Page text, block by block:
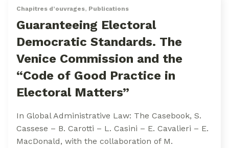
Chapitres d’ouvrages, Publications
Guaranteeing Electoral
Democratic Standards. The
Venice Commission and the
“Code of Good Practice in
Electoral Matters”
In Global Administrative Law: The Casebook, S.
Cassese – B. Carotti – L. Casini – E. Cavalieri – E.
MacDonald, with the collaboration of M.